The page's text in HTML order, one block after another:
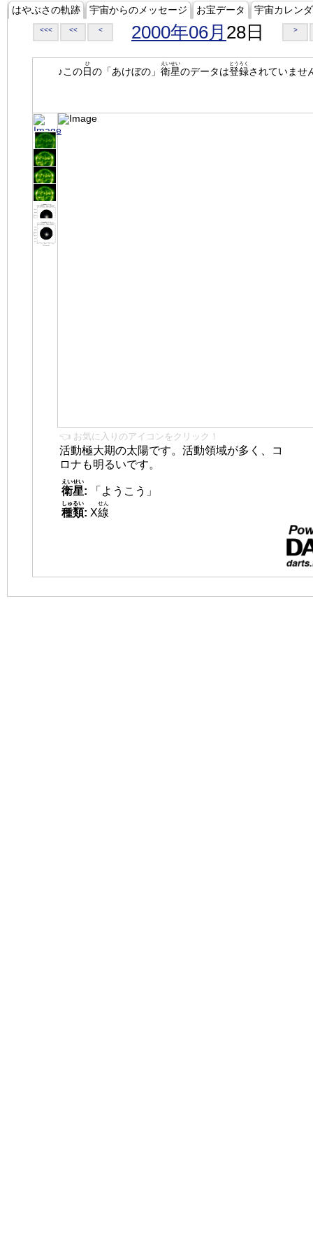
はやぶさの軌跡 宇宙からのメッセージ お宝データ 宇宙カレン
<<< << < 2000年06月 28日 >
♪この日
ひ
の「あけぼの」 衛星
えいせい
のデータは登録
とうろく
されていませ
👈 お気に入りのアイコンをクリック！
活動極大期の太陽です。活動領域が多く、コ
ロナも明るいです。
衛星
えいせい
:
「ようこう」
種類
しゅるい
: X線
せん